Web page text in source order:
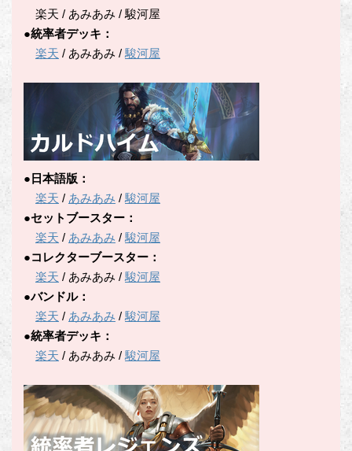
楽天 / あみあみ / 駿河屋
●統率者デッキ：
楽天 / あみあみ /駿河屋
●日本語版：
楽天 / あみあみ /駿河屋
●セットブースター：
楽天 / あみあみ /駿河屋
●コレクターブースター：
楽天 / あみあみ /駿河屋
●バンドル：
楽天 / あみあみ /駿河屋
●統率者デッキ：
楽天 / あみあみ /駿河屋